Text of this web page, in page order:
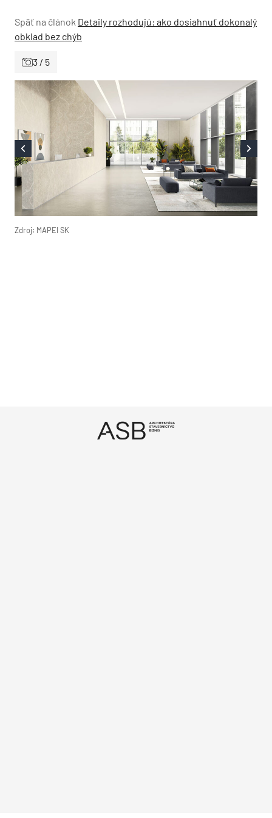
Späť na článok Detaily rozhodujú: ako dosiahnuť dokonalý
obklad bez chýb
3 / 5
Zdroj: MAPEI SK